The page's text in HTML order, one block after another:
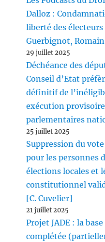
Dalloz :
liberté des
Guerbignot,
29 juillet 2025
Déchéance des
Conseil d’Etat
définitif de
exécution
parlementaires
25 juillet 2025
Suppression du
pour les personnes
élections locales et
constitutionnel
[C. Cuvelier]
21 juillet 2025
Projet JADE : la
complétée